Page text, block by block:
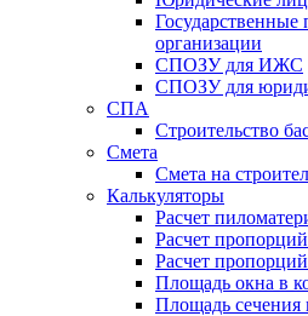
Государственные
организации
СПОЗУ для ИЖС
СПОЗУ для
СПА
Строительство
Смета
Смета на
Калькуляторы
Расчет
Расчет
Расчет
Площадь окна в
Площадь сечения